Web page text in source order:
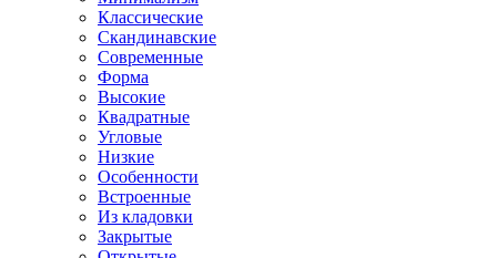
Классические
Скандинавские
Современные
Форма
Высокие
Квадратные
Угловые
Низкие
Особенности
Встроенные
Из кладовки
Закрытые